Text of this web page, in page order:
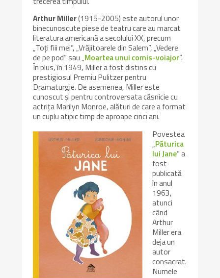
Arthur Miller(1915-2005) este autorul unor
binecunoscute piese de teatru care au marcat
literatura americană a secolului XX, precum
„Toţi fiii mei”, „Vrăjitoarele din Salem”, „Vedere
de pe pod” sau „Moartea unui comis-voiajor”.
În plus, în 1949, Miller a fost distins cu
prestigiosul Premiu Pulitzer pentru
Dramaturgie. De asemenea, Miller este
cunoscut şi pentru controversata căsnicie cu
actriţa Marilyn Monroe, alături de care a format
un cuplu atipic timp de aproape cinci ani.
Povestea
„Păturica
lui Jane” a
fost
publicată
în anul
1963,
atunci
când
Arthur
Miller era
deja un
autor
consacrat.
Numele